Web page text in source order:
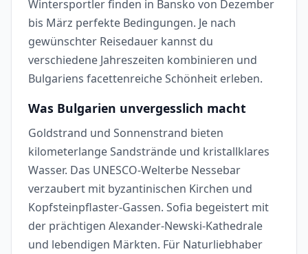
Wintersportler finden in Bansko von Dezember
bis März perfekte Bedingungen. Je nach
gewünschter Reisedauer kannst du
verschiedene Jahreszeiten kombinieren und
Bulgariens facettenreiche Schönheit erleben.
Was Bulgarien unvergesslich macht
Goldstrand und Sonnenstrand bieten
kilometerlange Sandstrände und kristallklares
Wasser. Das UNESCO-Welterbe Nessebar
verzaubert mit byzantinischen Kirchen und
Kopfsteinpflaster-Gassen. Sofia begeistert mit
der prächtigen Alexander-Newski-Kathedrale
und lebendigen Märkten. Für Naturliebhaber